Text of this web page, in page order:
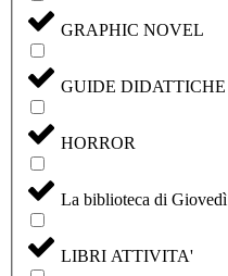
GRAPHIC NOVEL
GUIDE DIDATTICHE
HORROR
La biblioteca di Giovedì
LIBRI ATTIVITA'